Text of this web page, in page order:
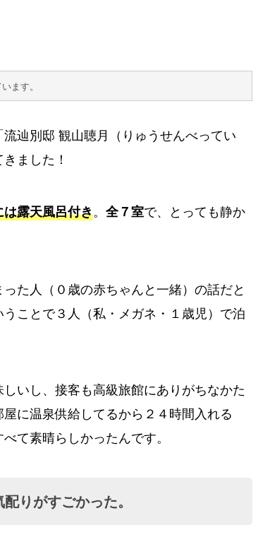
ます。
辿別邸 観山聴月（りゅうせんべってい
ました！
露天風呂付き。 全７室で、とっても静か
た人（０歳の赤ちゃんと一緒）の話だと
ことで３人（私・メガネ・１歳児）で泊
いし、接客も高級旅館にありがちなかた
に温泉供給してるから２４時間入れる
て素晴らしかったんです。
りがすごかった。